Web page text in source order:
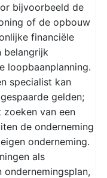
bijvoorbeeld de
of de opbouw
financiële
belangrijk
loopbaanplanning.
specialist kan
gelden;
van een
de onderneming
onderneming.
als